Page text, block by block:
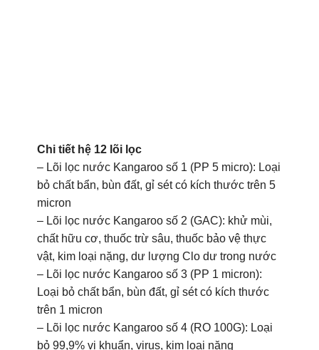
Loại bỏ chất bẩn, bùn đất, gỉ sét có kích thước
trên 1 micron
– Lõi lọc nước Kangaroo số 4 (RO 100G): Loại
bỏ 99,9% vi khuẩn, virus, kim loại nặng
– Lõi lọc nước Kangaroo số 5 và 9 (Mineral): Bổ
sung khoáng chất, chất điện giải có ích cần thiết
cho cơ thể và cung cấp năng lượng cho các
hoạt động của con người.
– Lõi lọc nước Kangaroo số 6 và 10 (Ceramic):
Bổ sung vi khoáng chất, chất điện giải có lợi cho
sức khỏe như Ca, Mg, K, Na… và nâng cao pH
của nước, giúp trung hòa axit dưa trong cơ thể,